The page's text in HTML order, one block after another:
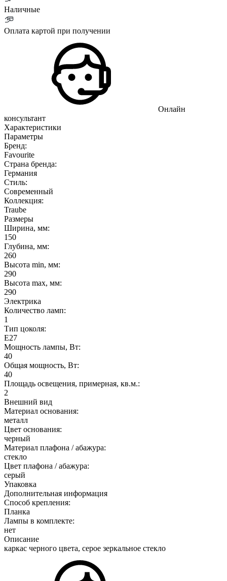
Наличные
Оплата картой при получении
Онлайн
консультант
Характеристики
Параметры
Бренд:
Favourite
Страна бренда:
Германия
Стиль:
Современный
Коллекция:
Traube
Размеры
Ширина, мм:
150
Глубина, мм:
260
Высота min, мм:
290
Высота max, мм:
290
Электрика
Количество ламп:
1
Тип цоколя:
E27
Мощность лампы, Вт:
40
Общая мощность, Вт:
40
Площадь освещения, примерная, кв.м.:
2
Внешний вид
Материал основания:
металл
Цвет основания:
черный
Материал плафона / абажура:
стекло
Цвет плафона / абажура:
серый
Упаковка
Дополнительная информация
Способ крепления:
Планка
Лампы в комплекте:
нет
Описание
каркас черного цвета, серое зеркальное стекло